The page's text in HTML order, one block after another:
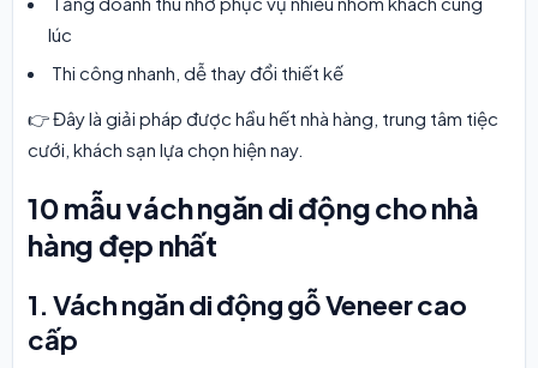
lúc
Thi công nhanh, dễ thay đổi thiết kế
👉 Đây là giải pháp được hầu hết nhà hàng, trung tâm tiệc
cưới, khách sạn lựa chọn hiện nay.
10 mẫu vách ngăn di động cho nhà
hàng đẹp nhất
1. Vách ngăn di động gỗ Veneer cao
cấp